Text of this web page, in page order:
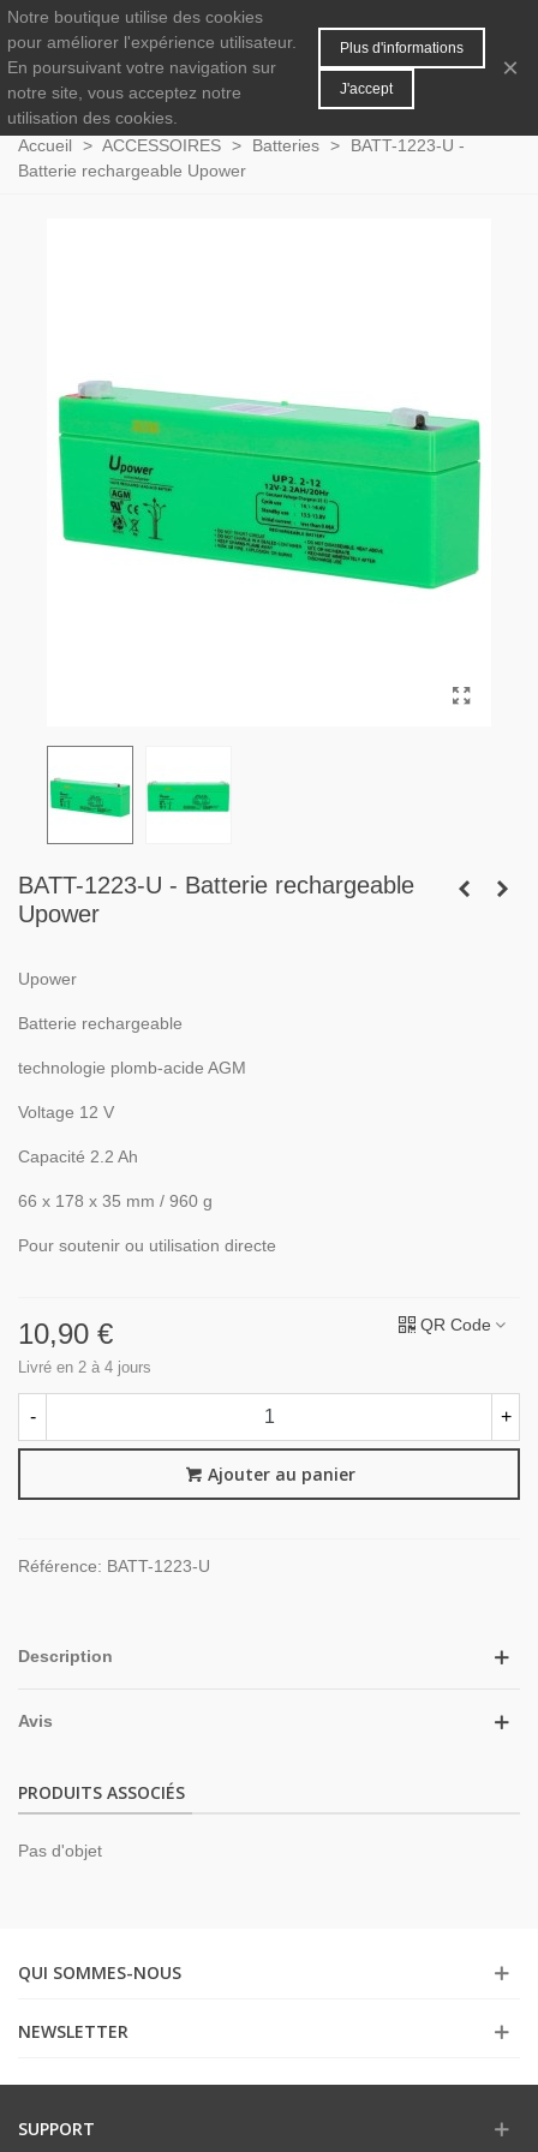
0 MENU
Accueil > ACCESSOIRES > Batteries >
BATT-1223-U -
Batterie rechargeable Upower
BATT-1223-U - Batterie rechargeable
Upower
Upower
Batterie rechargeable
technologie plomb-acide AGM
Voltage 12 V
Capacité 2.2 Ah
66 x 178 x 35 mm / 960 g
Pour soutenir ou utilisation directe
10,90 €
Livré en 2 à 4 jours
QR Code
- +
Ajouter au panier
Référence: BATT-1223-U
Description
Avis
PRODUITS ASSOCIÉS
Pas d'objet
QUI SOMMES-NOUS
NEWSLETTER
SUPPORT
Notre boutique utilise des cookies
pour améliorer l'expérience utilisateur.
En poursuivant votre navigation sur
notre site, vous acceptez notre
utilisation des cookies.
Plus d'informations
J'accept
×